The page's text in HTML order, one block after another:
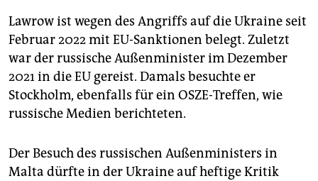
Lawrow ist wegen des Angriffs auf die Ukraine seit
Februar 2022 mit EU-Sanktionen belegt. Zuletzt
war der russische Außenminister im Dezember
2021 in die EU gereist. Damals besuchte er
Stockholm, ebenfalls für ein OSZE-Treffen, wie
russische Medien berichteten.
Der Besuch des russischen Außenministers in
Malta dürfte in der Ukraine auf heftige Kritik